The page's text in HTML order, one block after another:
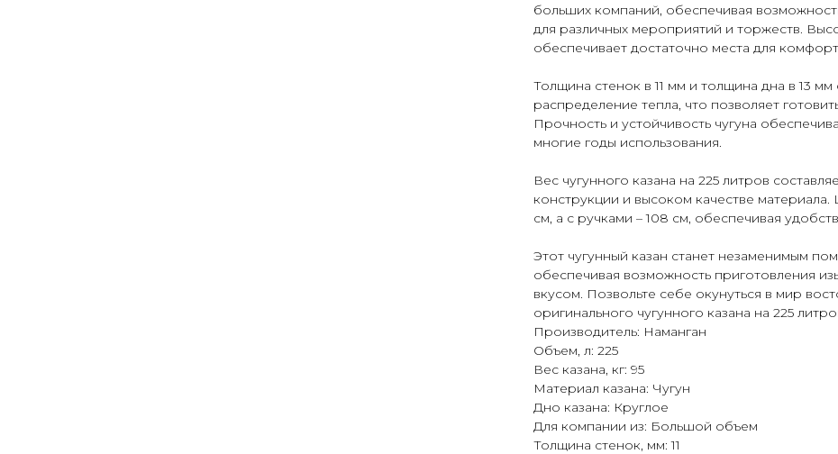
больших компаний, обеспечивая
для различных мероприятий и торжеств.
обеспечивает достаточно места для
Толщина стенок в 11 мм и толщина дна в 13
распределение тепла, что позволяет
Прочность и устойчивость чугуна
многие годы использования.
Вес чугунного казана на 225 литров
конструкции и высоком качестве
см, а с ручками – 108 см, обеспечивая
Этот чугунный казан станет незаменимым
обеспечивая возможность приготовления
вкусом. Позвольте себе окунуться в мир
оригинального чугунного казана на 225
Производитель: Наманган
Объем, л: 225
Вес казана, кг: 95
Материал казана: Чугун
Дно казана: Круглое
Для компании из: Большой объем
Толщина стенок, мм: 11